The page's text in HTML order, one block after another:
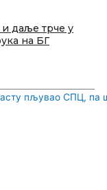
даље трче у
на БГ